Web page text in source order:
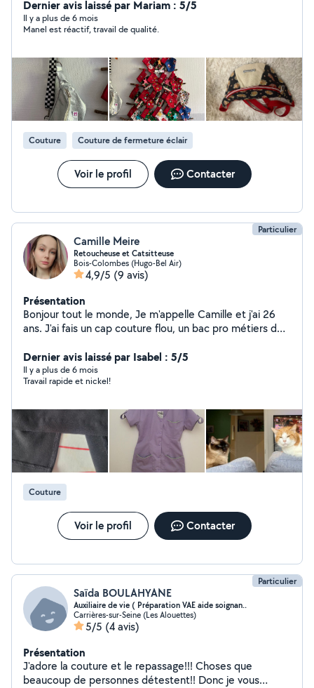
dos 3. Modification de la . Création/ retouche
/raccourcissement de rideaux Je fait tout accessoire
N'hésitez pas à me contacter si vous avez des
Dernier avis laissé par Mariam : 5/5
Il y a plus de 6 mois
Manel est réactif, travail de qualité.
Couture Couture de fermeture éclair
Voir le profil Contacter
Particulier
Camille Meire
Retoucheuse et Catsitteuse
Bois-Colombes (Hugo-Bel Air)
4,9/5 (9 avis)
Présentation
Bonjour tout le monde, Je m'appelle Camille et j'ai 26
ans. J'ai fais un cap couture flou, un bac pro métiers de
et du vêtement. J'ai une chatte qui s'appelle câline et 2
chats qui s'appellent Rio et Negan
Dernier avis laissé par Isabel : 5/5
Il y a plus de 6 mois
Travail rapide et nickel!
Couture
Voir le profil Contacter
Particulier
Saïda BOULAHYANE
Auxiliaire de vie ( Préparation VAE aide soignan..
Carrières-sur-Seine (Les Alouettes)
5/5 (4 avis)
Présentation
J'adore la couture et le repassage!!! Choses que
beaucoup de personnes détestent!! Donc je vous